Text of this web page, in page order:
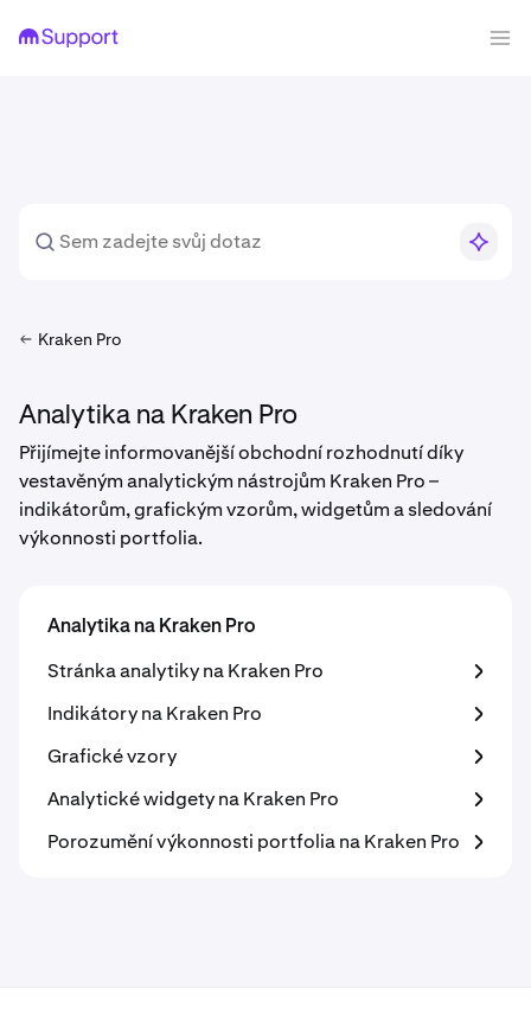
Kraken Pro
Analytika na Kraken Pro
Přijímejte informovanější obchodní rozhodnutí díky
vestavěným analytickým nástrojům Kraken Pro –
indikátorům, grafickým vzorům, widgetům a sledování
výkonnosti portfolia.
Analytika na Kraken Pro
Stránka analytiky na Kraken Pro
Indikátory na Kraken Pro
Grafické vzory
Analytické widgety na Kraken Pro
Porozumění výkonnosti portfolia na Kraken Pro